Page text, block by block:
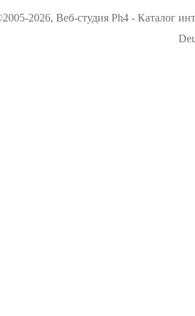
2026, Веб-студия Ph4 - Каталог